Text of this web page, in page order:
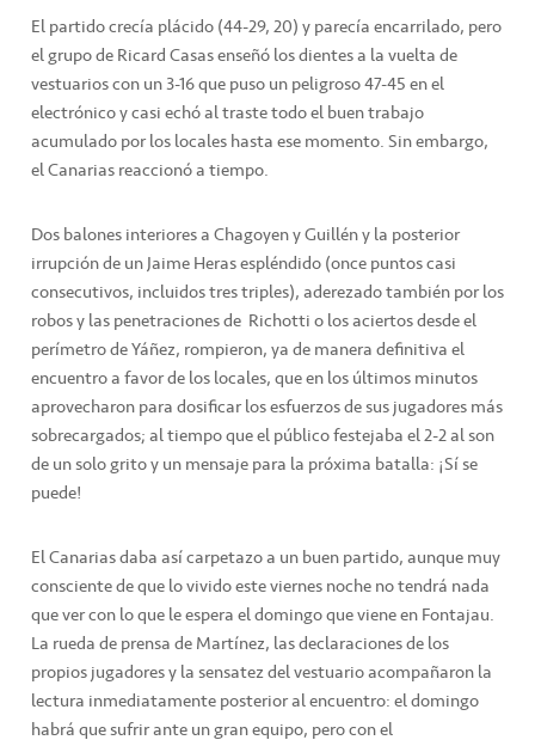
El partido crecía plácido (44-29, 20) y parecía encarrilado, pero
el grupo de Ricard Casas enseñó los dientes a la vuelta de
vestuarios con un 3-16 que puso un peligroso 47-45 en el
electrónico y casi echó al traste todo el buen trabajo
acumulado por los locales hasta ese momento. Sin embargo,
el Canarias reaccionó a tiempo.
Dos balones interiores a Chagoyen y Guillén y la posterior
irrupción de un Jaime Heras espléndido (once puntos casi
consecutivos, incluidos tres triples), aderezado también por los
robos y las penetraciones de Richotti o los aciertos desde el
perímetro de Yáñez, rompieron, ya de manera definitiva el
encuentro a favor de los locales, que en los últimos minutos
aprovecharon para dosificar los esfuerzos de sus jugadores más
sobrecargados; al tiempo que el público festejaba el 2-2 al son
de un solo grito y un mensaje para la próxima batalla: ¡Sí se
puede!
El Canarias daba así carpetazo a un buen partido, aunque muy
consciente de que lo vivido este viernes noche no tendrá nada
que ver con lo que le espera el domingo que viene en Fontajau.
La rueda de prensa de Martínez, las declaraciones de los
propios jugadores y la sensatez del vestuario acompañaron la
lectura inmediatamente posterior al encuentro: el domingo
habrá que sufrir ante un gran equipo, pero con el